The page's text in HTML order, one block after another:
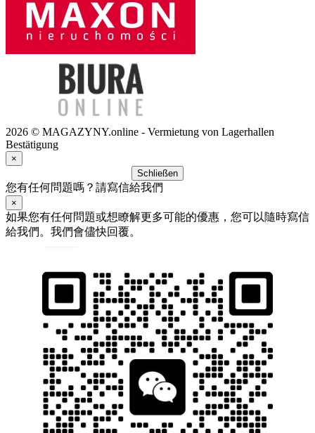
2026 © MAGAZYNY.online - Vermietung von Lagerhallen
Bestätigung
×
Schließen
您有任何問題嗎？請寫信給我們
×
如果您有任何問題或想瞭解更多可能的優惠，您可以隨時寫信
給我們。我們會儘快回覆。